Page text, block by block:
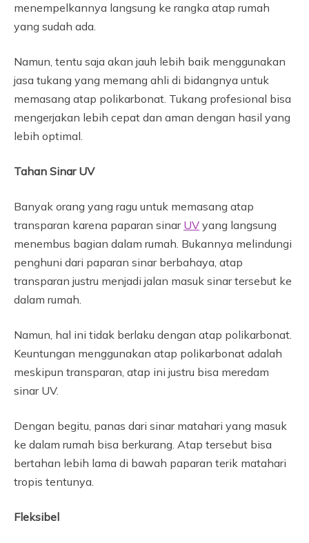
menempelkannya langsung ke rangka atap rumah
yang sudah ada.
Namun, tentu saja akan jauh lebih baik menggunakan
jasa tukang yang memang ahli di bidangnya untuk
memasang atap polikarbonat. Tukang profesional bisa
mengerjakan lebih cepat dan aman dengan hasil yang
lebih optimal.
Tahan Sinar UV
Banyak orang yang ragu untuk memasang atap
transparan karena paparan sinar UV yang langsung
menembus bagian dalam rumah. Bukannya melindungi
penghuni dari paparan sinar berbahaya, atap
transparan justru menjadi jalan masuk sinar tersebut ke
dalam rumah.
Namun, hal ini tidak berlaku dengan atap polikarbonat.
Keuntungan menggunakan atap polikarbonat adalah
meskipun transparan, atap ini justru bisa meredam
sinar UV.
Dengan begitu, panas dari sinar matahari yang masuk
ke dalam rumah bisa berkurang. Atap tersebut bisa
bertahan lebih lama di bawah paparan terik matahari
tropis tentunya.
Fleksibel